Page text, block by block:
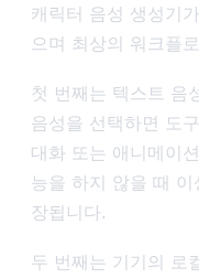
캐릭터 음성 생성기
으며 최상의 워크플
첫 번째는 텍스트 음
음성을 선택하면 도
대화 또는 애니메이
능을 하지 않을 때
장됩니다.
두 번째는 기기의 로